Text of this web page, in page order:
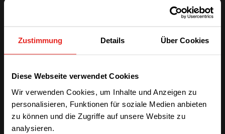
Zustimmung Details Über Cookies
Diese Webseite verwendet Cookies
Wir verwenden Cookies, um Inhalte und Anzeigen zu
personalisieren, Funktionen für soziale Medien anbieten
zu können und die Zugriffe auf unsere Website zu
analysieren.
ENTDECKEN SIE IHRE OPTIONEN
PCS oder PCK?
one of the options